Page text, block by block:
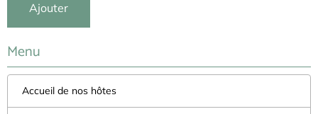
Ajouter
Menu
Accueil de nos hôtes